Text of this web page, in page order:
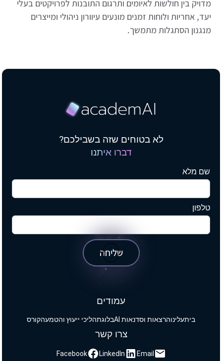
מדויק בין חולשות לאיומים ותרגום התובנות לפרויקטים בעלי
יעד, אחריות ולוחות זמנים מונעים עיוורון ניהולי ומייצרים
מנגנון הסתגלות מתמשך.
לא בטוחים שזה בשבילכם?
דברו איתנו
שם מלא
טלפון
שליחה
עמודים
ביתעלינוהרצאות וסדנאות AI בלוגתהליכי ייעוץ והטמעהקורס
צרו קשר
Email
LinkedIn
Facebook